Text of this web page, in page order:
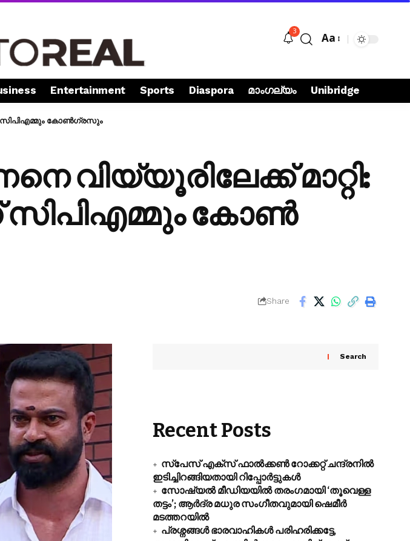
3
Aa
Entertainment Sports Diaspora മാംഗല്യം Unibridge
സിപിഎമ്മും കോൺ​ഗ്രസും
വിയ്യൂരിലേക്ക് മാറ്റി:
കോൺ​
Share
Search
Recent Posts
സ്പേസ് എക്സ് ഫാൽക്കൺ റോക്കറ്റ് ചന്ദ്രനിൽ
ഇടിച്ചിറങ്ങിയതായി റിപ്പോർട്ടുകൾ
സോഷ്യൽ മീഡിയയിൽ തരംഗമായി ‘തൂവെള്ള
തട്ടം’; ആർദ്ര മധുര സംഗീതവുമായി ഷെമീർ
മടത്തറയിൽ
പ്രശ്നങ്ങൾ ഭാരവാഹികൾ പരിഹരിക്കട്ടേ,